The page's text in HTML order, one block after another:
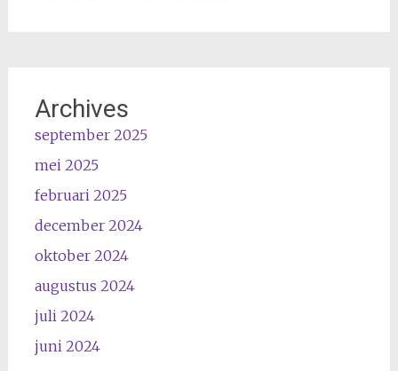
Archives
september 2025
mei 2025
februari 2025
december 2024
oktober 2024
augustus 2024
juli 2024
juni 2024